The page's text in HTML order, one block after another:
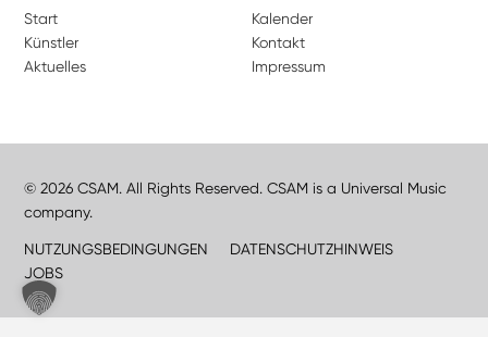
Start
Künstler
Aktuelles
Kalender
Kontakt
Impressum
© 2026 CSAM. All Rights Reserved. CSAM is a Universal Music
company.
NUTZUNGSBEDINGUNGEN
DATENSCHUTZHINWEIS
JOBS